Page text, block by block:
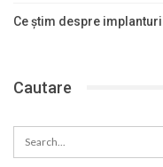
Ce știm despre
Cautare